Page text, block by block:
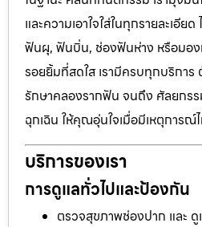
และความเอาใจใส่ในทุกรายละเอี
ฟันผุ, ฟันบิ่น, ช่องฟันห่าง หรือมอ
รอยยิ้มที่สดใส เรามีครบทุกบริกา
รักษาคลองรากฟัน จนถึง ศัลยกร
ฉุกเฉิน ให้คุณอุ่นใจเมื่อมีเหตุการณ์
บริการของเรา
การดูแลทั่วไปและป้องกัน
ตรวจสุขภาพช่องปาก และ